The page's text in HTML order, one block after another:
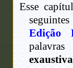
Esse
Edição
exaustiva